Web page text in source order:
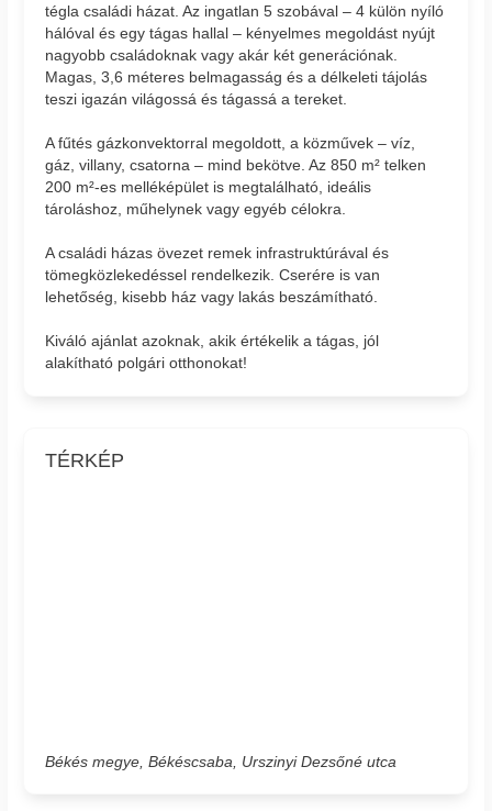
tégla családi házat. Az ingatlan 5 szobával – 4 külön nyíló
hálóval és egy tágas hallal – kényelmes megoldást nyújt
nagyobb családoknak vagy akár két generációnak.
Magas, 3,6 méteres belmagasság és a délkeleti tájolás
teszi igazán világossá és tágassá a tereket.
A fűtés gázkonvektorral megoldott, a közművek – víz,
gáz, villany, csatorna – mind bekötve. Az 850 m² telken
200 m²-es melléképület is megtalálható, ideális
tároláshoz, műhelynek vagy egyéb célokra.
A családi házas övezet remek infrastruktúrával és
tömegközlekedéssel rendelkezik. Cserére is van
lehetőség, kisebb ház vagy lakás beszámítható.
Kiváló ajánlat azoknak, akik értékelik a tágas, jól
alakítható polgári otthonokat!
TÉRKÉP
Békés megye, Békéscsaba, Urszinyi Dezsőné utca